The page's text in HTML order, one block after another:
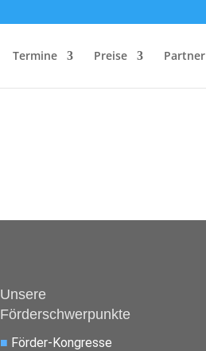
Termine Preise Partner
Unsere
Förderschwerpunkte
■ Förder-Kongresse